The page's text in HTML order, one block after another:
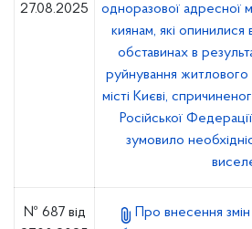
27.08.2025
одноразової адресної
киянам, які
обставинах в
руйнування
місті Києві,
Російської
зумовило
№ 687 від
Про внесення